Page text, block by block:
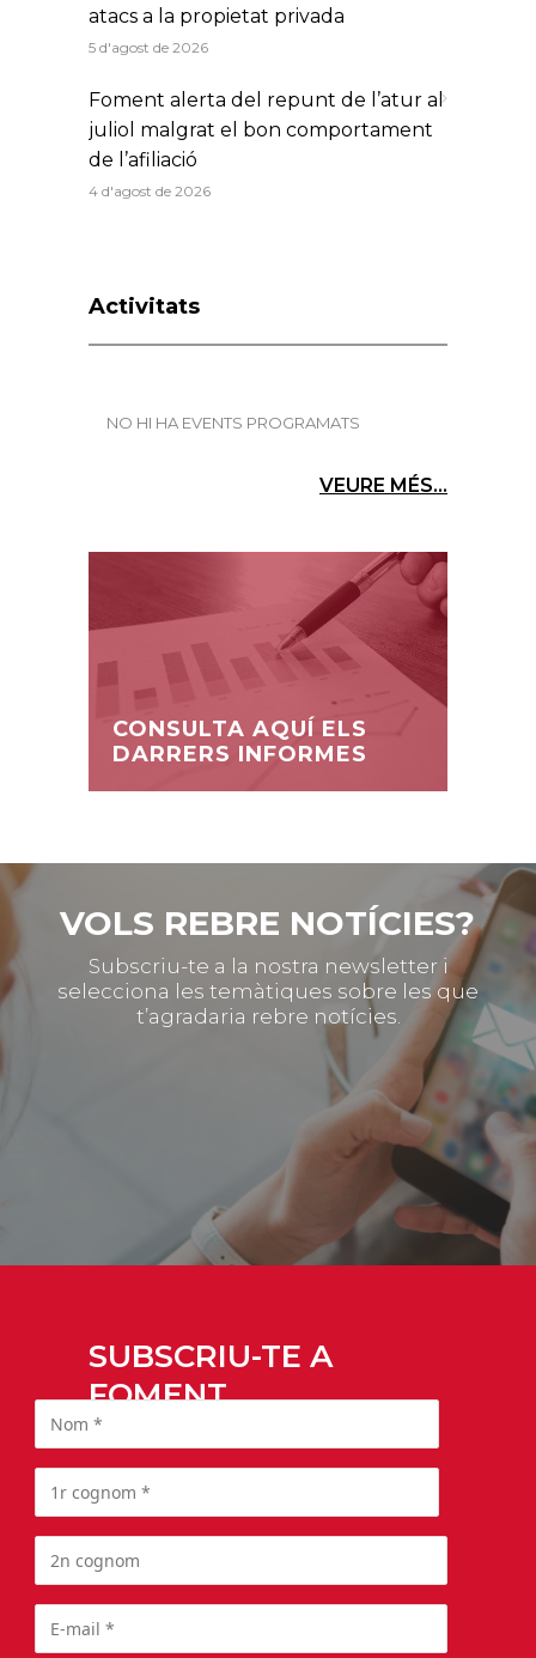
atacs a la propietat privada
5 d'agost de 2026
Foment alerta del repunt de l’atur al
juliol malgrat el bon comportament
de l’afiliació
4 d'agost de 2026
Activitats
NO HI HA EVENTS PROGRAMATS
VEURE MÉS...
CONSULTA AQUÍ ELS
DARRERS INFORMES
VOLS REBRE NOTÍCIES?
Subscriu-te a la nostra newsletter i
selecciona les temàtiques sobre les que
t’agradaria rebre notícies.
SUBSCRIU-TE A
FOMENT